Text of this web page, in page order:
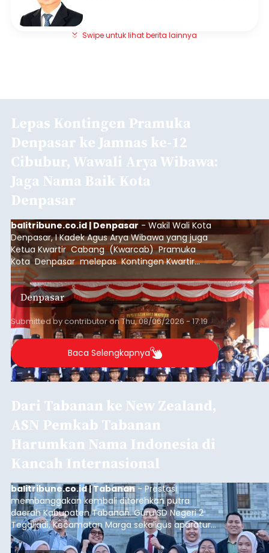
Swipe untuk lihat berita lainnya
Lepas Kontingen Pramuka
Denpasar ke Jamnas ke-12
Cibubur, Wawali Arya Wibawa:
Jaga Nama Baik Kota
Denpasar
balitribune.co.id | Denpasar- Wakil Wali Kota
Denpasar, I Kadek Agus Arya Wibawa yang juga
Ketua Kwartir Cabang (Kwarcab) Pramuka
Kota Denpasar melepas Kontingen Kwartir
Cabang Gerakan Pramuka Denpasar yang akan
mengikuti Jambore Nasional Pramuka ke-12
Tahun 2026 di Bumi Perkemahan Cibubur,
Jakarta Timur.
Denpasar
Submitted bycontributoronThu, 08/06/2026 - 17:19
Baca Selengkapnya
Dari Tabanan ke New Zealand,
ASN Pemkab Tabanan
Harumkan Nama Indonesia di
Kancah Internasional
balitribune.co.id | Tabanan- Prestasi
membanggakan kembali ditorehkan putra
daerah Kabupaten Tabanan. Guru SD Negeri 2
Tegaljadi, Kecamatan Marga sekaligus aparatur
sipil negara (ASN) Pemerintah Kabupaten
Tabanan, I Ketut Darjika Astu (31), berhasil lolos